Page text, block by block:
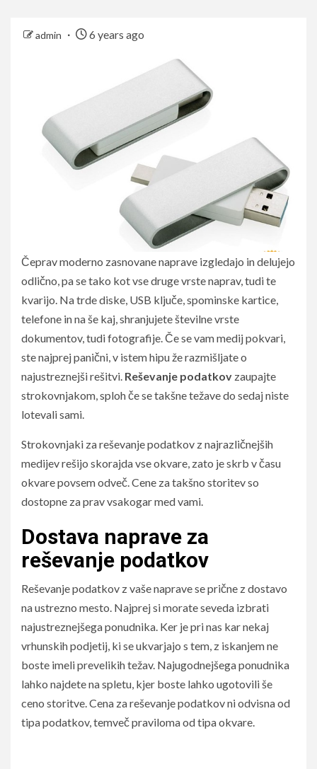
admin 6 years ago
Čeprav moderno zasnovane naprave izgledajo in delujejo
odlično, pa se tako kot vse druge vrste naprav, tudi te
kvarijo. Na trde diske, USB ključe, spominske kartice,
telefone in na še kaj, shranjujete številne vrste
dokumentov, tudi fotografije. Če se vam medij pokvari,
ste najprej panični, v istem hipu že razmišljate o
najustreznejši rešitvi. Reševanje podatkov zaupajte
strokovnjakom, sploh če se takšne težave do sedaj niste
lotevali sami.
Strokovnjaki za reševanje podatkov z najrazličnejših
medijev rešijo skorajda vse okvare, zato je skrb v času
okvare povsem odveč. Cene za takšno storitev so
dostopne za prav vsakogar med vami.
Dostava naprave za
reševanje podatkov
Reševanje podatkov z vaše naprave se prične z dostavo
na ustrezno mesto. Najprej si morate seveda izbrati
najustreznejšega ponudnika. Ker je pri nas kar nekaj
vrhunskih podjetij, ki se ukvarjajo s tem, z iskanjem ne
boste imeli prevelikih težav. Najugodnejšega ponudnika
lahko najdete na spletu, kjer boste lahko ugotovili še
ceno storitve. Cena za reševanje podatkov ni odvisna od
tipa podatkov, temveč praviloma od tipa okvare.